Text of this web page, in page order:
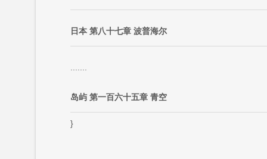
日本 第八十七章 波普海尔
岛屿 第一百六十五章 青空
}